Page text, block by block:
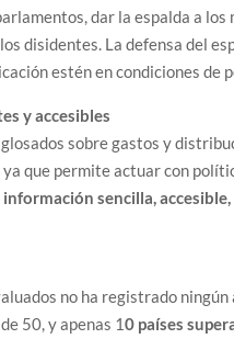
dar la espalda a
disidentes. La defensa del
estén en condiciones de
y accesibles
sobre gastos y
que permite actuar con
información sencilla,
no ha registrado
50, y apenas 10 países